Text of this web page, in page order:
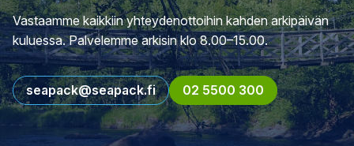
Vastaamme kaikkiin yhteydenottoihin kahden arkipäivän
kuluessa. Palvelemme arkisin klo 8.00–15.00.
seapack@seapack.fi 02 5500 300